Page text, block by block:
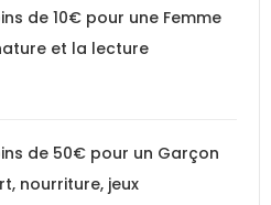
de 10€ pour une Femme
et la lecture
de 50€ pour un Garçon
nourriture, jeux